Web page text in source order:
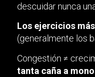
descuidar nunca
Los ejercicios
(generalmente los
Congestión ≠
tanta caña a